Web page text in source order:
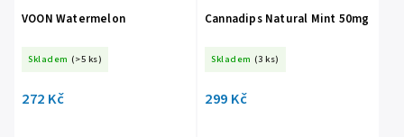
VOON Watermelon
Skladem (>5 ks)
272 Kč
Cannadips Natural Mint 50mg
Skladem (3 ks)
299 Kč